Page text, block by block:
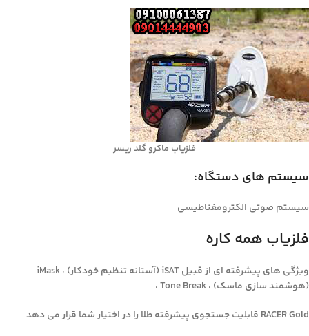
فلزیاب ماکرو گلد ریسر
سیستم های دستگاه:
سیستم صوتی الکترومغناطیسی
فلزیاب همه کاره
ویژگی های پیشرفته ای از قبیل iSAT (آستانه تنظیم خودکار) ، iMask
(هوشمند سازی ماسک) ، Tone Break ،
RACER Gold قابلیت جستجوی پیشرفته طلا را در اختیار شما قرار می دهد